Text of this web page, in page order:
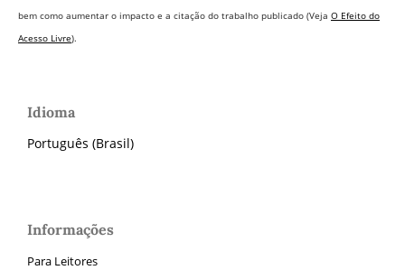
bem como aumentar o impacto e a citação do trabalho publicado (Veja O Efeito do
Acesso Livre).
Idioma
Português (Brasil)
Informações
Para Leitores